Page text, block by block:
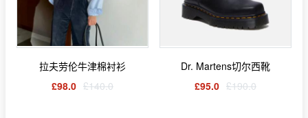
拉夫劳伦牛津棉衬衫
£98.0 £140.0
Dr. Martens切尔西靴
£95.0 £190.0